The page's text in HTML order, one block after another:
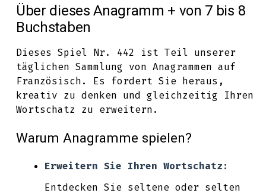
Über dieses Anagramm + von 7 bis 8
Buchstaben
Dieses Spiel Nr. 442 ist Teil unserer
täglichen Sammlung von Anagrammen auf
Französisch. Es fordert Sie heraus,
kreativ zu denken und gleichzeitig Ihren
Wortschatz zu erweitern.
Warum Anagramme spielen?
Erweitern Sie Ihren Wortschatz:
Entdecken Sie seltene oder selten